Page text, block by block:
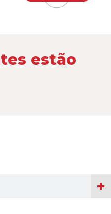
estão